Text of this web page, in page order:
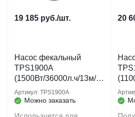
19 185 руб./шт.
Насос фекальный
TPS1900A
(1500Вт/36000л.ч/13м/2
0мм/кабель 10 м.)
PUMPMAN
Можно заказать
Артикул: TPS1900A
20
0мм/